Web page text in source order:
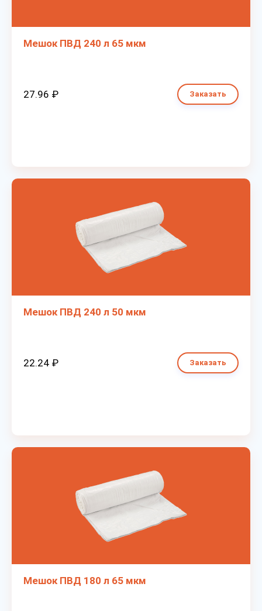
Мешок ПВД 240 л 65 мкм
27.96 ₽ Заказать
Мешок ПВД 240 л 50 мкм
22.24 ₽ Заказать
Мешок ПВД 180 л 65 мкм